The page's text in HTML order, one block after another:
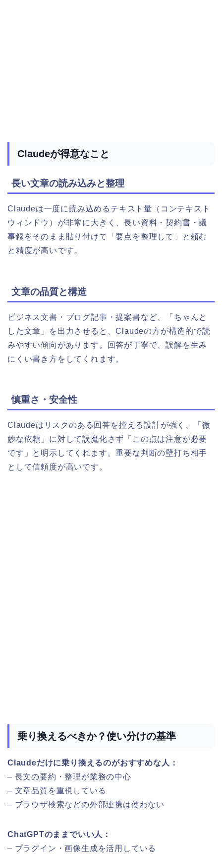
Claudeが得意なこと
長い文章の読み込みと整理
Claudeは一度に読み込めるテキスト量（コンテキスト
ウィンドウ）が非常に大きく、長い資料・契約書・議
事録をそのまま貼り付けて「要点を整理して」と頼む
と精度が高いです。
文章の品質と構造
ビジネス文書・ブログ記事・提案書など、「ちゃんと
した文章」を出力させると、Claudeの方が構造的で読
みやすい傾向があります。回答が丁寧で、誤解を生み
にくい書き方をしてくれます。
慎重さ・安全性
Claudeはリスクのある回答を控える設計が強く、「微
妙な依頼」に対して誤魔化さず「この点は注意が必要
です」と明示してくれます。重要な判断の壁打ち相手
として信頼度が高いです。
乗り換えるべきか？使い分けの基準
Claudeだけに乗り換えるのがおすすめな人：
– 長文の要約・整理が業務の中心
– 文章品質を重視している
– ブラウザ検索などの外部連携は使わない
ChatGPTのままでいい人：
– プラグイン・画像生成を活用している